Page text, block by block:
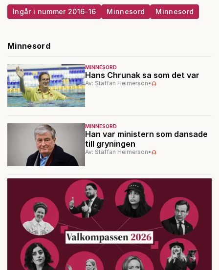
Ingår i nummer 2016-16 Minnesord Minnesord
Minnesord
MINNESORD
Hans Chrunak sa som det var
Av: Staffan Heimerson•
MINNESORD
Han var ministern som dansade
till gryningen
Av: Staffan Heimerson•